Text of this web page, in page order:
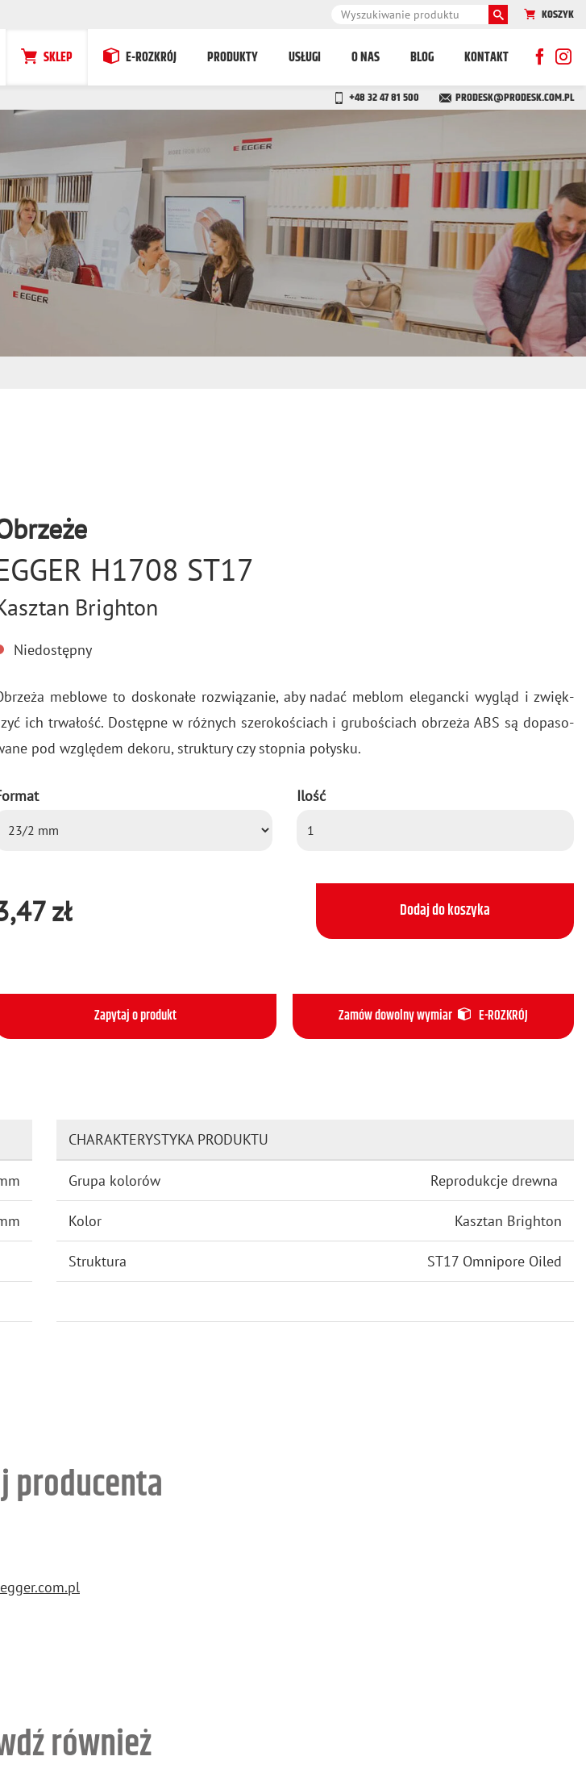
KOSZYK
SKLEP E-ROZKRÓJ PRODUKTY USŁUGI O NAS BLOG KONTAKT
+48 32 47 81 500 PRODESK@PRODESK.COM.PL
H1708 ST17
Brighton
Niedostępny
me­blo­we to do­sko­na­łe roz­wią­za­nie, aby nadać me­blom ele­ganc­ki wy­gląd i zwięk­
ich trwa­łość. Do­stęp­ne w róż­nych sze­ro­ko­ściach i gru­bo­ściach obrze­ża ABS są do­pa­so­
pod wzglę­dem de­ko­ru, struk­tu­ry czy stop­nia po­ły­sku.
Ilość
zł Dodaj do koszyka
Zapytaj o produkt Zamów dowolny wymiar E-ROZKRÓJ
CHARAKTERYSTYKA PRODUKTU
Grupa kolorów Reprodukcje drewna
Kolor Kasztan Brighton
Struktura ST17 Omnipore Oiled
producenta
również